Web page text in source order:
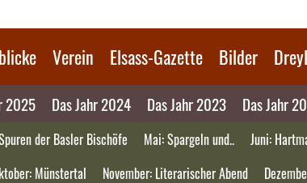
Verein Elsass-Gazette Bilder
2025 Das Jahr 2024 Das Jahr 2023 Das Jahr
der Basler Bischöfe Mai: Spargeln und..
Juni:
Münstertal November: Literarischer Abend